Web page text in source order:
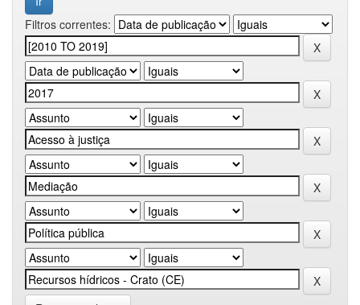
Filtros correntes: